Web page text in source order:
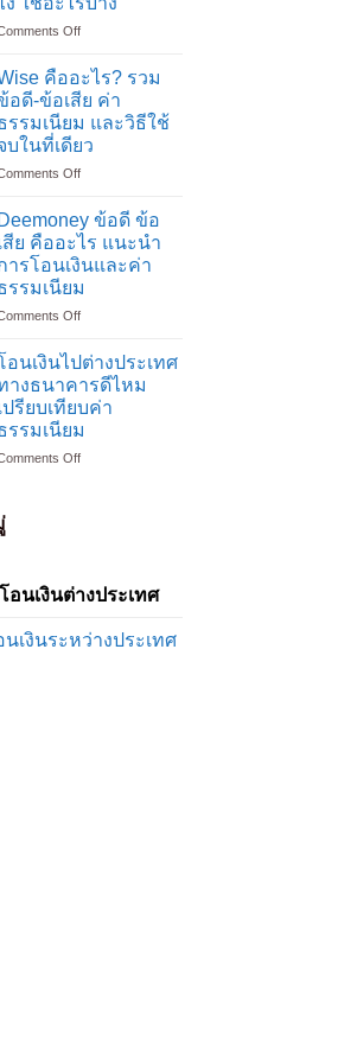
รู้
ส่ง
กลับ
ไทย
ทาง
ไหน
ที่
สะดวก
ธรรมเนียม
ต่ำ
ที่สุด
Offon
เงิน
ไป
ต่าง
ประเทศ
ทาง
ธนาคาร
ยัง
ไง
ใช้
อะไร
บ้าง
คืออะไร? รวม
อดี-ข้อเสีย ค่า
รรมเนียม และวิธีใช้
บในที่เดียว
Offon
อะไร?
รวม
ข้อดี-
ข้อ
เสีย
ธรรมเนียม
และ
วิธี
ใช้
จบ
ใน
Deemoney ข้อดี ข้อ
สีย คืออะไร แนะนำ
ารโอนเงินและค่า
รรมเนียม
Offon
ข้อดี
เสีย
คือ
อะไร
แนะนำ
อนเงินไปต่างประเทศ
างธนาคารดีไหม
ปรียบเทียบค่า
รรมเนียม
Offon
ธนาคาร
ไหม
นเงินต่างประเทศ
เงินระหว่างประเทศ